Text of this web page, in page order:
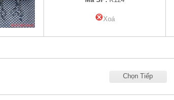
Xoá
Chọn Tiếp